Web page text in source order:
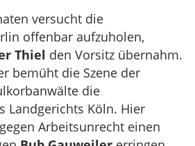
versucht die
offenbar aufzuholen,
Thiel den Vorsitz übernahm.
bemüht die Szene der
die
Landgerichts Köln. Hier
Arbeitsunrecht einen